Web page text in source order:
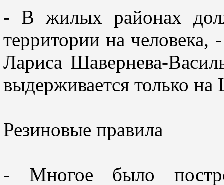
- В жилых районах
территории на человека,
Лариса Шавернева-
выдерживается только на
Резиновые правила
- Многое было